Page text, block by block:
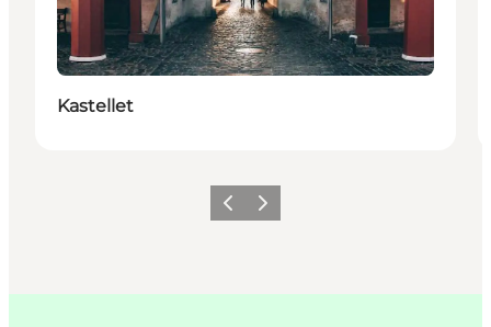
Kastellet
ForrigeNæste